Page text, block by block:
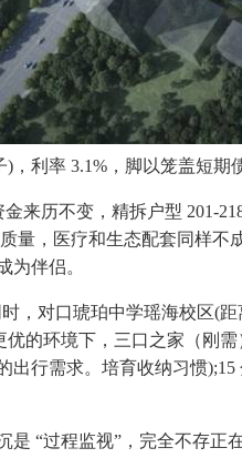
，利率 3.1%，脚以笼盖短
历不变，精拆户型 201-218
量，医疗和生态配套同样
为伴侣。
对口琥珀中学瑶海校区(距
的环境下，三口之家（刚
出行需求。培育收纳习惯
“过程监视”，完全不存正在